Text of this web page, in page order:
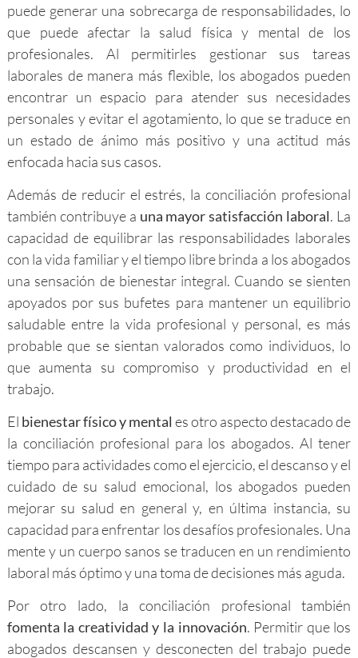
puede generar una sobrecarga de responsabilidades, lo
que puede afectar la salud física y mental de los
profesionales. Al permitirles gestionar sus tareas
laborales de manera más flexible, los abogados pueden
encontrar un espacio para atender sus necesidades
personales y evitar el agotamiento, lo que se traduce en
un estado de ánimo más positivo y una actitud más
enfocada hacia sus casos.
Además de reducir el estrés, la conciliación profesional
también contribuye a una mayor satisfacción laboral. La
capacidad de equilibrar las responsabilidades laborales
con la vida familiar y el tiempo libre brinda a los abogados
una sensación de bienestar integral. Cuando se sienten
apoyados por sus bufetes para mantener un equilibrio
saludable entre la vida profesional y personal, es más
probable que se sientan valorados como individuos, lo
que aumenta su compromiso y productividad en el
trabajo.
El bienestar físico y mental es otro aspecto destacado de
la conciliación profesional para los abogados. Al tener
tiempo para actividades como el ejercicio, el descanso y el
cuidado de su salud emocional, los abogados pueden
mejorar su salud en general y, en última instancia, su
capacidad para enfrentar los desafíos profesionales. Una
mente y un cuerpo sanos se traducen en un rendimiento
laboral más óptimo y una toma de decisiones más aguda.
Por otro lado, la conciliación profesional también
fomenta la creatividad y la innovación. Permitir que los
abogados descansen y desconecten del trabajo puede